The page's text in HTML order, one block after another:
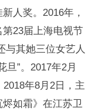
人奖。2016年，
23届上海电视节
与其她三位女艺人
旦”。2017年2月
年8月2日，主
如霜》在江苏卫